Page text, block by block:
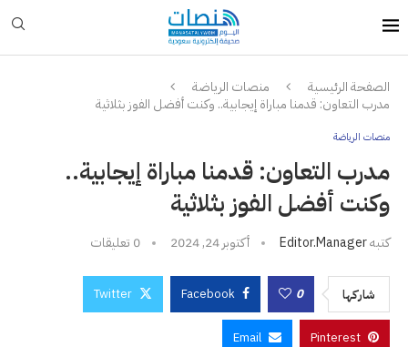
الصفحة الرئيسية
منصات الرياضة
مدرب التعاون: قدمنا مباراة إيجابية.. وكنت أفضل الفوز بثلاثية
منصات الرياضة
مدرب التعاون: قدمنا مباراة إيجابية..
وكنت أفضل الفوز بثلاثية
كتبهEditor.manager أكتوبر 24, 2024 0 تعليقات
شاركها 0
Facebook
Twitter
Pinterest
Email